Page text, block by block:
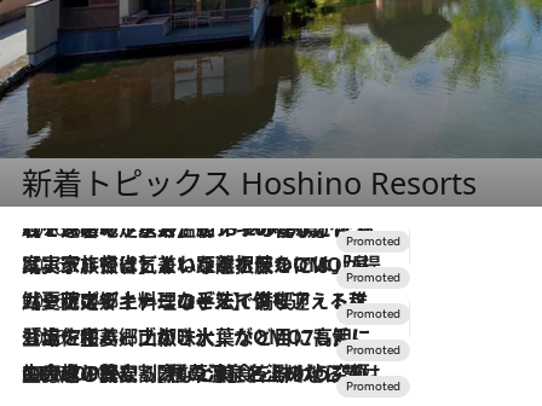
新着トピックス Hoshino Resorts
2026.8.7
【トンボの足水浴】ヒノキの香りに包まれて涼感マックス！約13℃の湧水かけ流しを避暑地「星野温泉 トンボの湯」で体験
2026.7.31
【ホテル帰省】という選択肢をOMOが提案。家族とほどよい距離を保つには「昼は実家、夜は気兼ねなくホテルで！」
2026.7.24
【夏限定ディナーコース】旬を迎える稚鮎や花ズッキーニなどをイタリア・トスカーナの郷土料理の手法で満喫！
2026.7.17
「土佐和ハーブかき氷」がOMO7高知に登場！生姜、山椒、大葉など目にも舌にも涼を呼ぶ郷土の味
2026.7.10
NEW OPEN！【界 草津】名湯の地に誕生。趣の異なる2種の温泉と上州ならではの会席・蕎麦割烹など美食を味わう究極の癒やし旅